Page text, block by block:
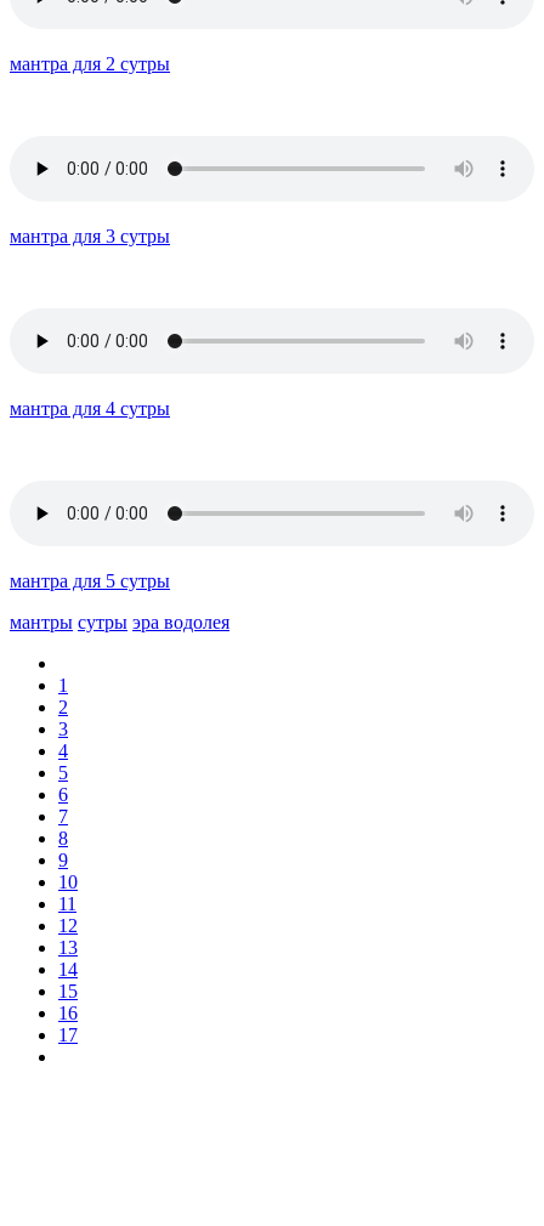
мантра для 2 сутры
мантра для 3 сутры
мантра для 4 сутры
мантра для 5 сутры
мантры сутры эра водолея
1
2
3
4
5
6
7
8
9
10
11
12
13
14
15
16
17